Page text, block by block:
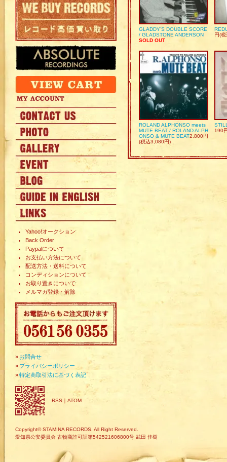
Yahoo!オークション
Back Order
Paypalについて
お支払い方法について
配送方法・送料について
コンディションについて
お取り置きについて
メルマガ登録・解除
» お問合せ
» プライバシーポリシー
»特定商取引法に基づく表記
RSS ｜ ATOM
GLADDY’S DOUBLE SCORE
/ GLADSTONE ANDERSON
SOLD OUT
円(
ROLAND ALPHONSO meets
MUTE BEAT / ROLAND ALPH
ONSO & MUTE BEAT2,800円
(税込3,080円)
190
Copyright© STAMINA RECORDS. All Right Reserved.
愛知県公安委員会 古物商許可証第542521606800号 武田 佳樹